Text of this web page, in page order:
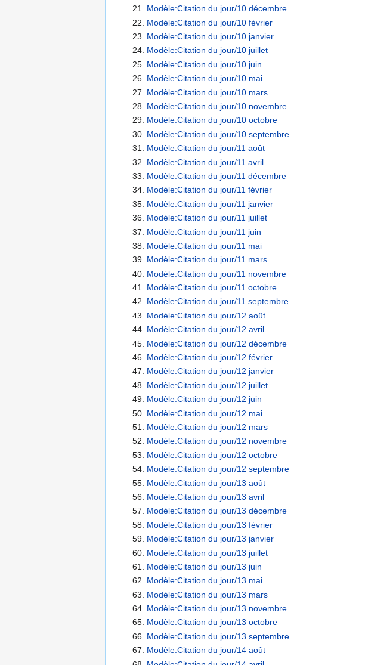
Modèle:Citation du jour/10 décembre
Modèle:Citation du jour/10 février
Modèle:Citation du jour/10 janvier
Modèle:Citation du jour/10 juillet
Modèle:Citation du jour/10 juin
Modèle:Citation du jour/10 mai
Modèle:Citation du jour/10 mars
Modèle:Citation du jour/10 novembre
Modèle:Citation du jour/10 octobre
Modèle:Citation du jour/10 septembre
Modèle:Citation du jour/11 août
Modèle:Citation du jour/11 avril
Modèle:Citation du jour/11 décembre
Modèle:Citation du jour/11 février
Modèle:Citation du jour/11 janvier
Modèle:Citation du jour/11 juillet
Modèle:Citation du jour/11 juin
Modèle:Citation du jour/11 mai
Modèle:Citation du jour/11 mars
Modèle:Citation du jour/11 novembre
Modèle:Citation du jour/11 octobre
Modèle:Citation du jour/11 septembre
Modèle:Citation du jour/12 août
Modèle:Citation du jour/12 avril
Modèle:Citation du jour/12 décembre
Modèle:Citation du jour/12 février
Modèle:Citation du jour/12 janvier
Modèle:Citation du jour/12 juillet
Modèle:Citation du jour/12 juin
Modèle:Citation du jour/12 mai
Modèle:Citation du jour/12 mars
Modèle:Citation du jour/12 novembre
Modèle:Citation du jour/12 octobre
Modèle:Citation du jour/12 septembre
Modèle:Citation du jour/13 août
Modèle:Citation du jour/13 avril
Modèle:Citation du jour/13 décembre
Modèle:Citation du jour/13 février
Modèle:Citation du jour/13 janvier
Modèle:Citation du jour/13 juillet
Modèle:Citation du jour/13 juin
Modèle:Citation du jour/13 mai
Modèle:Citation du jour/13 mars
Modèle:Citation du jour/13 novembre
Modèle:Citation du jour/13 octobre
Modèle:Citation du jour/13 septembre
Modèle:Citation du jour/14 août